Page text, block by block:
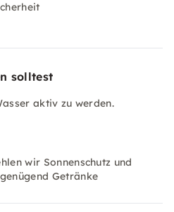
solltest
aktiv zu werden.
wir Sonnenschutz und
Getränke